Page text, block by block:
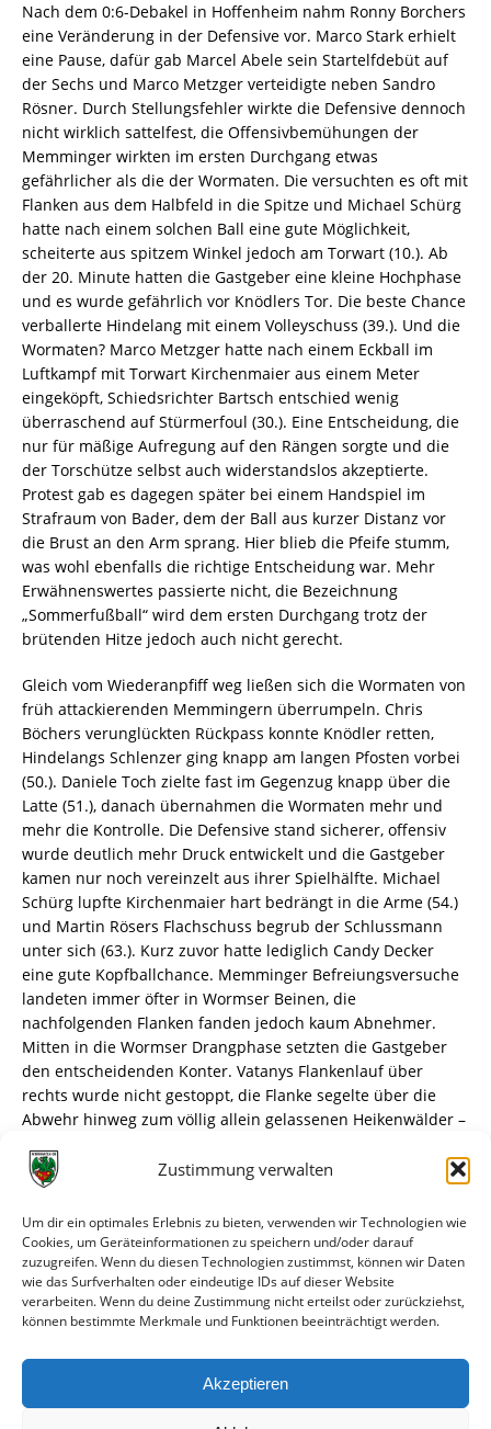
Zustimmung verwalten
Um dir ein optimales Erlebnis zu bieten, verwenden wir Technologien wie
Cookies, um Geräteinformationen zu speichern und/oder darauf
zuzugreifen. Wenn du diesen Technologien zustimmst, können wir Daten
wie das Surfverhalten oder eindeutige IDs auf dieser Website
verarbeiten. Wenn du deine Zustimmung nicht erteilst oder zurückziehst,
können bestimmte Merkmale und Funktionen beeinträchtigt werden.
Akzeptieren
Nach dem 0:6-Debakel in Hoffenheim nahm Ronny Borchers
eine Veränderung in der Defensive vor. Marco Stark erhielt
eine Pause, dafür gab Marcel Abele sein Startelfdebüt auf
der Sechs und Marco Metzger verteidigte neben Sandro
Rösner. Durch Stellungsfehler wirkte die Defensive dennoch
nicht wirklich sattelfest, die Offensivbemühungen der
Memminger wirkten im ersten Durchgang etwas
gefährlicher als die der Wormaten. Die versuchten es oft mit
Flanken aus dem Halbfeld in die Spitze und Michael Schürg
hatte nach einem solchen Ball eine gute Möglichkeit,
scheiterte aus spitzem Winkel jedoch am Torwart (10.). Ab
der 20. Minute hatten die Gastgeber eine kleine Hochphase
und es wurde gefährlich vor Knödlers Tor. Die beste Chance
verballerte Hindelang mit einem Volleyschuss (39.). Und die
Wormaten? Marco Metzger hatte nach einem Eckball im
Luftkampf mit Torwart Kirchenmaier aus einem Meter
eingeköpft, Schiedsrichter Bartsch entschied wenig
überraschend auf Stürmerfoul (30.). Eine Entscheidung, die
nur für mäßige Aufregung auf den Rängen sorgte und die
der Torschütze selbst auch widerstandslos akzeptierte.
Protest gab es dagegen später bei einem Handspiel im
Strafraum von Bader, dem der Ball aus kurzer Distanz vor
die Brust an den Arm sprang. Hier blieb die Pfeife stumm,
was wohl ebenfalls die richtige Entscheidung war. Mehr
Erwähnenswertes passierte nicht, die Bezeichnung
„Sommerfußball“ wird dem ersten Durchgang trotz der
brütenden Hitze jedoch auch nicht gerecht.
Gleich vom Wiederanpfiff weg ließen sich die Wormaten von
früh attackierenden Memmingern überrumpeln. Chris
Böchers verunglückten Rückpass konnte Knödler retten,
Hindelangs Schlenzer ging knapp am langen Pfosten vorbei
(50.). Daniele Toch zielte fast im Gegenzug knapp über die
Latte (51.), danach übernahmen die Wormaten mehr und
mehr die Kontrolle. Die Defensive stand sicherer, offensiv
wurde deutlich mehr Druck entwickelt und die Gastgeber
kamen nur noch vereinzelt aus ihrer Spielhälfte. Michael
Schürg lupfte Kirchenmaier hart bedrängt in die Arme (54.)
und Martin Rösers Flachschuss begrub der Schlussmann
unter sich (63.). Kurz zuvor hatte lediglich Candy Decker
eine gute Kopfballchance. Memminger Befreiungsversuche
landeten immer öfter in Wormser Beinen, die
nachfolgenden Flanken fanden jedoch kaum Abnehmer.
Mitten in die Wormser Drangphase setzten die Gastgeber
den entscheidenden Konter. Vatanys Flankenlauf über
rechts wurde nicht gestoppt, die Flanke segelte über die
Abwehr hinweg zum völlig allein gelassenen Heikenwälder –
Sandro Rösner verzweifelt mit Schmidt um den Ball, der
wiederum zum an der selben Stelle erneut freistehenden
Heikenwälder kam – 0:2 (81.). Ein Eigentor, denn Marco
Metzger rutschte in Heikenwälders Flachschuss hinein. Die
seit 13 Spielen sieglosen Memminger wirkten nun wie
beflügelt und hatten auch noch einen dritten Treffer auf
dem Fuß. Ein Spielverlauf wie gemacht für ein Frustfoul kurz
vor Schluss, dass Martin Röser dann auch an der Seitenlinie
prompt beging und hierfür sicher 2-3 Spiele Sperre
kassieren wird (90.). Der ärgerliche Schlusspunkt hinter eine
unnötige und unverdiente Niederlage.